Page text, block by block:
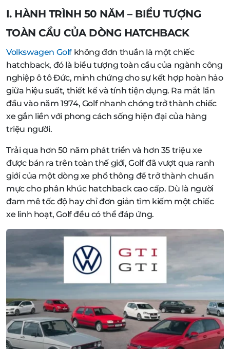
I. HÀNH TRÌNH 50 NĂM – BIỂU TƯỢNG
TOÀN CẦU CỦA DÒNG HATCHBACK
Volkswagen Golf không đơn thuần là một chiếc
hatchback, đó là biểu tượng toàn cầu của ngành công
nghiệp ô tô Đức, minh chứng cho sự kết hợp hoàn hảo
giữa hiệu suất, thiết kế và tính tiện dụng. Ra mắt lần
đầu vào năm 1974, Golf nhanh chóng trở thành chiếc
xe gắn liền với phong cách sống hiện đại của hàng
triệu người.
Trải qua hơn 50 năm phát triển và hơn 35 triệu xe
được bán ra trên toàn thế giới, Golf đã vượt qua ranh
giới của một dòng xe phổ thông để trở thành chuẩn
mực cho phân khúc hatchback cao cấp. Dù là người
đam mê tốc độ hay chỉ đơn giản tìm kiếm một chiếc
xe linh hoạt, Golf đều có thể đáp ứng.